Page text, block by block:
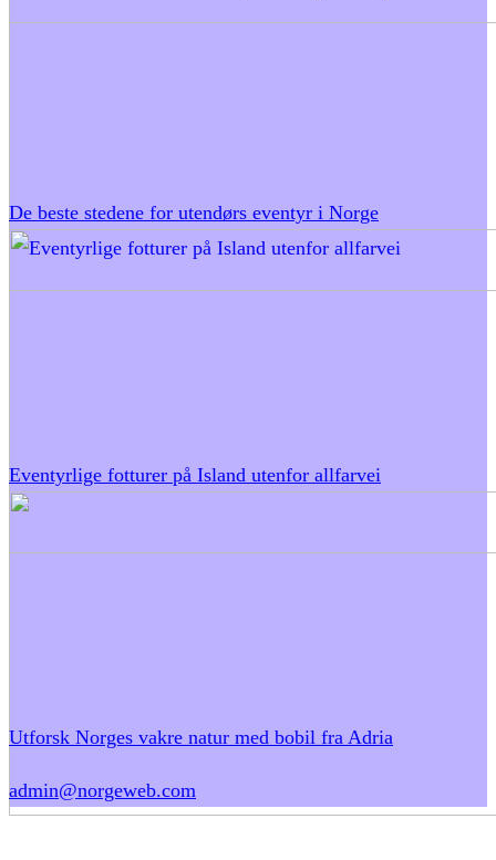
De beste stedene for utendørs eventyr i Norge
Eventyrlige fotturer på Island utenfor allfarvei
Utforsk Norges vakre natur med bobil fra Adria
admin@norgeweb.com